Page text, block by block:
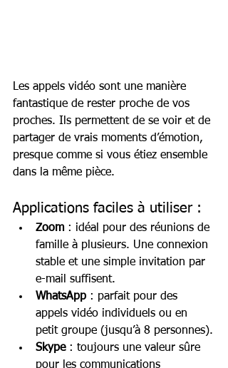
Les appels vidéo sont une manière
fantastique de rester proche de vos
proches. Ils permettent de se voir et de
partager de vrais moments d’émotion,
presque comme si vous étiez ensemble
dans la même pièce.
Applications faciles à utiliser :
Zoom : idéal pour des réunions de
famille à plusieurs. Une connexion
stable et une simple invitation par
e-mail suffisent.
WhatsApp : parfait pour des
appels vidéo individuels ou en
petit groupe (jusqu’à 8 personnes).
Skype : toujours une valeur sûre
pour les communications